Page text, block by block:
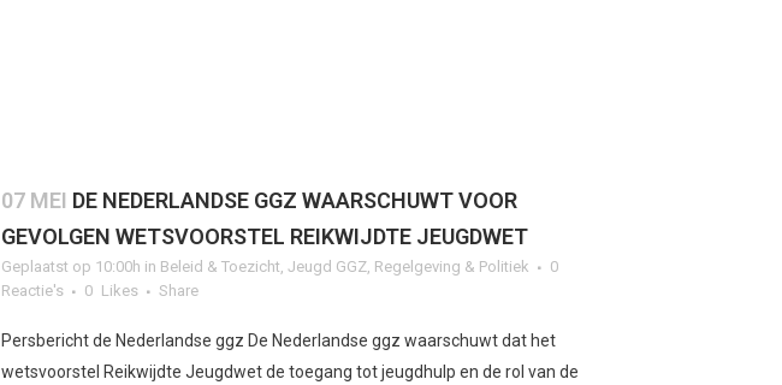
07 MEI DE NEDERLANDSE GGZ WAARSCHUWT VOOR
GEVOLGEN WETSVOORSTEL REIKWIJDTE JEUGDWET
Geplaatst op 10:00h in Beleid & Toezicht, Jeugd GGZ, Regelgeving & Politiek
0
Reactie's
0 Likes Share
Persbericht de Nederlandse ggz De Nederlandse ggz waarschuwt dat het
wetsvoorstel Reikwijdte Jeugdwet de toegang tot jeugdhulp en de rol van de